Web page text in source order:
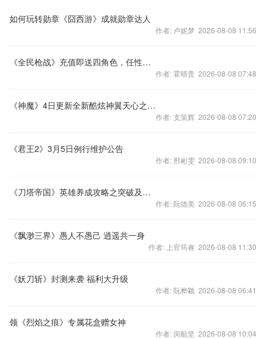
如何玩转勋章《囧西游》成就勋章达人
作者: 卢妮梦 2026-08-08 11:56
《全民枪战》充值即送四角色，任性返钻duang不停
作者: 霍晴贵 2026-08-08 07:48
《神魔》4日更新全新酷炫神翼天心之翼抢先上线
作者: 支策辉 2026-08-08 07:20
《君王2》3月5日例行维护公告
作者: 邢彬雯 2026-08-08 09:10
《刀塔帝国》英雄养成攻略之突破及精通篇
作者: 阮德美 2026-08-08 06:15
《飘渺三界》愚人不愚己 逍遥共一身
作者: 上官筠睿 2026-08-08 11:30
《妖刀斩》封测来袭 福利大升级
作者: 阮桦颖 2026-08-08 06:41
领《烈焰之痕》专属花盒赠女神
作者: 闵航坚 2026-08-08 10:04